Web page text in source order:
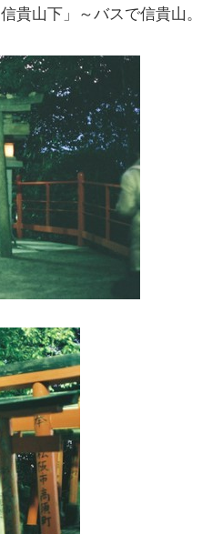
貴山下」～バスで信貴山。